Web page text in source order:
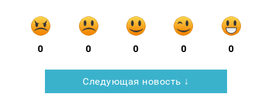
0 0 0 0 0
Следующая новость ↓